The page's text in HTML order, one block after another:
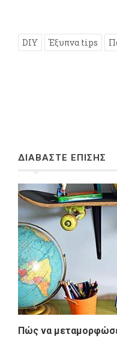
DIY Έξυπνα tips
ΔΙΑΒΑΣΤΕ ΕΠΙΣΗΣ
Πώς να